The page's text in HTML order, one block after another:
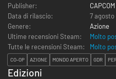
Publisher:
Data di rilascio:
7 agosto
Genere:
Azione
Ultime recensioni Steam:
Molto
Tutte le recensioni Steam:
Molto
CO-OP AZIONE MONDO APERTO GDR
Edizioni